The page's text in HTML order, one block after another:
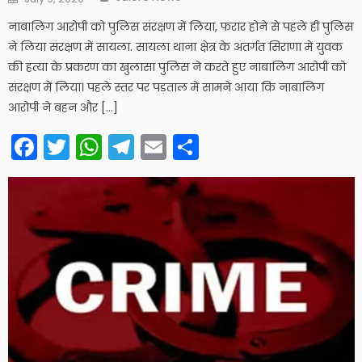
on
नाबालिग आरोपी को पुलिस संरक्षण में लिया, फरार होने से पहले ही पुलिस
ने लिया संरक्षण में सायला. सायला थाना क्षेत्र के अंतर्गत सिराणा में युवक
की हत्या के प्रकरण का खुलासा पुलिस ने करते हुए नाबालिग आरोपी को
संरक्षण में लिया। पहले स्तर पर पड़ताल में सामने आया कि नाबालिग
आरोपी ने बहन और […]
Facebook
Twitter
WhatsApp
Telegram
Email